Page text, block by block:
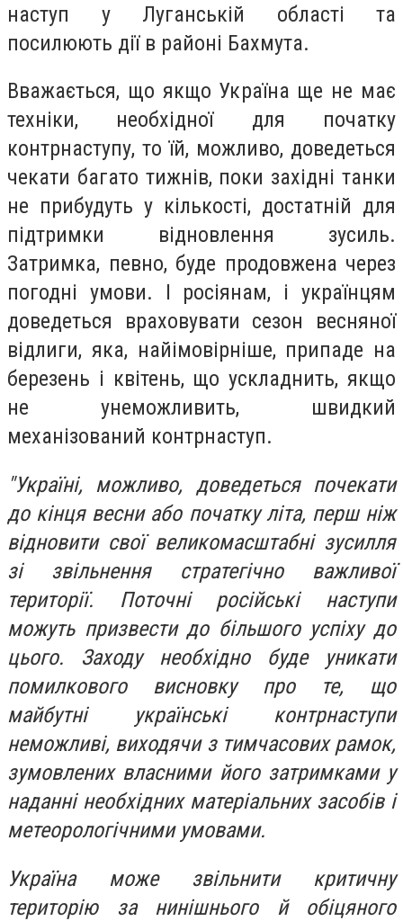
наступ у Луганській області та
посилюють дії в районі Бахмута.
Вважається, що якщо Україна ще не має
техніки, необхідної для початку
контрнаступу, то їй, можливо, доведеться
чекати багато тижнів, поки західні танки
не прибудуть у кількості, достатній для
підтримки відновлення зусиль.
Затримка, певно, буде продовжена через
погодні умови. І росіянам, і українцям
доведеться враховувати сезон весняної
відлиги, яка, найімовірніше, припаде на
березень і квітень, що ускладнить, якщо
не унеможливить, швидкий
механізований контрнаступ.
"Україні, можливо, доведеться почекати
до кінця весни або початку літа, перш ніж
відновити свої великомасштабні зусилля
зі звільнення стратегічно важливої
території. Поточні російські наступи
можуть призвести до більшого успіху до
цього. Заходу необхідно буде уникати
помилкового висновку про те, що
майбутні українські контрнаступи
неможливі, виходячи з тимчасових рамок,
зумовлених власними його затримками у
наданні необхідних матеріальних засобів і
метеорологічними умовами.
Україна може звільнити критичну
територію за нинішнього й обіцяного